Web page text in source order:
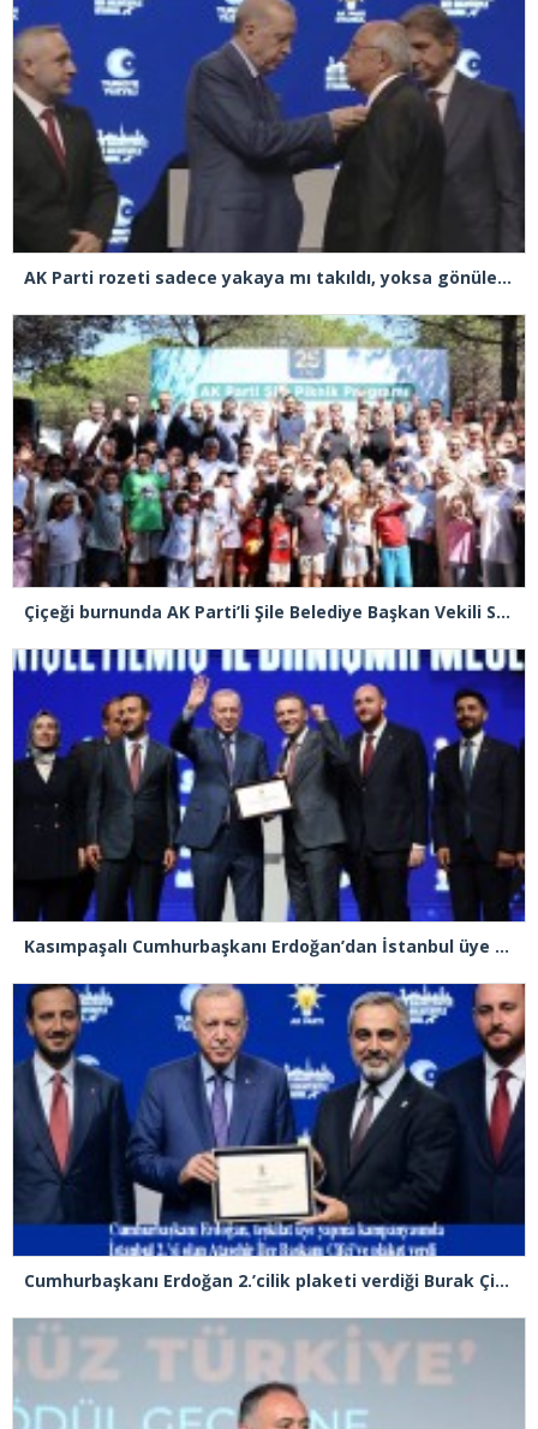
AK Parti rozeti sadece yakaya mı takıldı, yoksa gönüle takılmadı mı?
Çiçeği burnunda AK Parti’li Şile Belediye Başkan Vekili Sacit Terzi, teşkilatlarla piknikte buluştu
Kasımpaşalı Cumhurbaşkanı Erdoğan’dan İstanbul üye birincisi Beyoğlu İlçe Başkanı Kasım Fırat’a plaket
Cumhurbaşkanı Erdoğan 2.’cilik plaketi verdiği Burak Çifci’den Ataşehir seçimlerini kazanma sözünü aldı